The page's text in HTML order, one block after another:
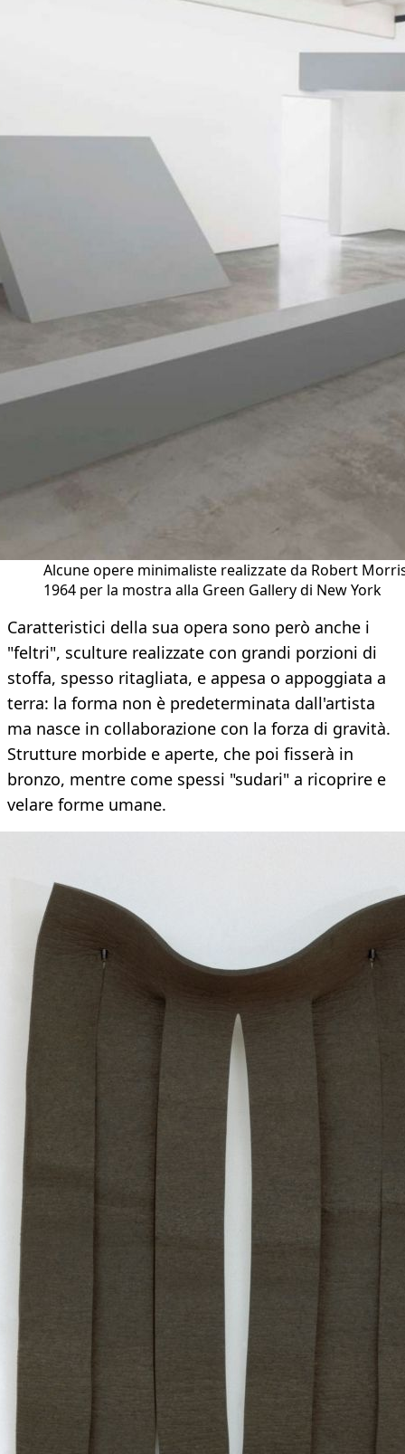
Alcune opere minimaliste realizzate da Robert
1964 per la mostra alla Green Gallery di New York
Caratteristici della sua opera sono però anche i
"feltri", sculture realizzate con grandi porzioni di
stoffa, spesso ritagliata, e appesa o appoggiata a
terra: la forma non è predeterminata dall'artista
ma nasce in collaborazione con la forza di gravità.
Strutture morbide e aperte, che poi fisserà in
bronzo, mentre come spessi "sudari" a ricoprire e
velare forme umane.